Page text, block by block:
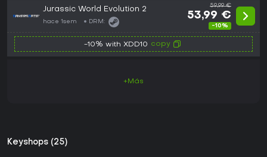
Jurassic World Evolution 2
hace 1sem DRM:
59,99 €
53,99 €
-10%
-10% with XDD10 copy
+Más
Keyshops (25)